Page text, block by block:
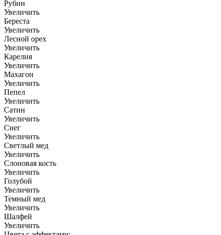
Рубин
Увеличить
Береста
Увеличить
Лесной орех
Увеличить
Карелия
Увеличить
Махагон
Увеличить
Пепел
Увеличить
Сатин
Увеличить
Снег
Увеличить
Светлый мед
Увеличить
Слоновая кость
Увеличить
Голубой
Увеличить
Темный мед
Увеличить
Шалфей
Увеличить